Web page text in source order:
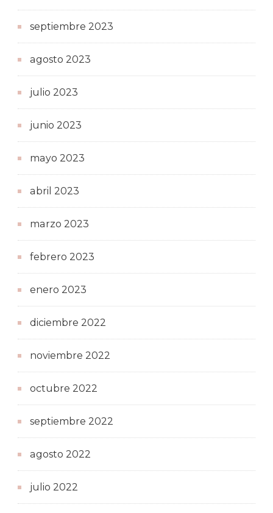
septiembre 2023
agosto 2023
julio 2023
junio 2023
mayo 2023
abril 2023
marzo 2023
febrero 2023
enero 2023
diciembre 2022
noviembre 2022
octubre 2022
septiembre 2022
agosto 2022
julio 2022